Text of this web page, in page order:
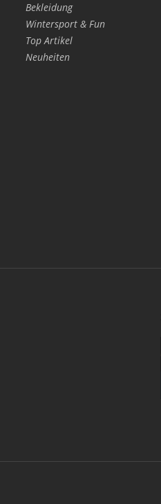
Bekleidung
Wintersport & Fun
Top Artikel
Neuheiten